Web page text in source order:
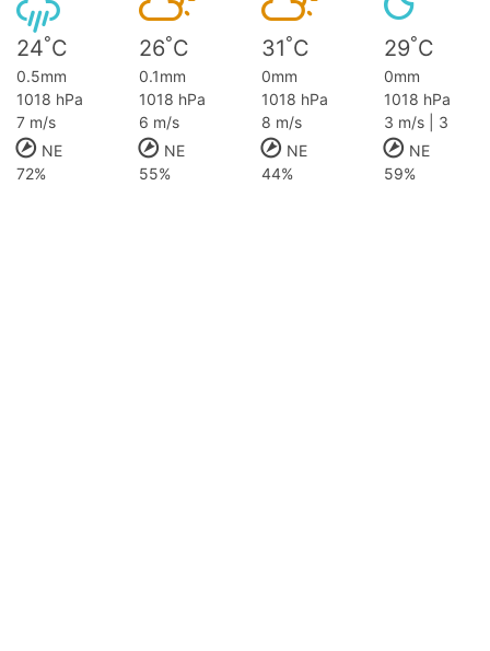
24°C 26°C 31°C 29°C
0.5mm 0.1mm 0mm
0mm
1018 hPa
1018 hPa 1018 hPa
1018 hPa
7 m/s
6 m/s 8 m/s
3 m/s | 3
NE
NE NE
NE
72%
55% 44% 59%